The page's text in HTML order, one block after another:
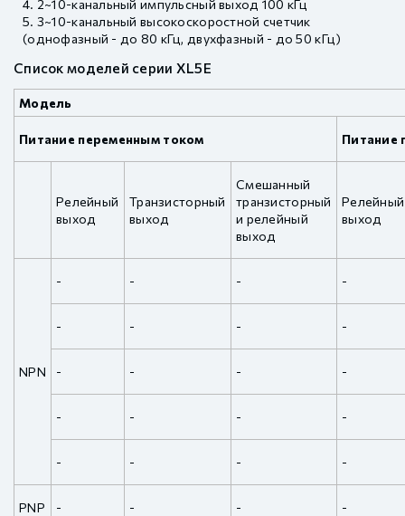
2~10-канальный импульсный выход 100 кГц
3~10-канальный высокоскоростной счетчик
(однофазный - до 80 кГц, двухфазный - до 50 кГц)
Список моделей серии XL5E
Модель
Питание переменным током Питание
Релейный
выход
Транзисторный
выход
Смешанный
транзисторный
и релейный
выход
Релейный
выход
NPN
- - - -
- - - -
- - - -
- - - -
- - - -
PNP - - - -